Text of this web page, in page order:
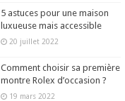
5 astuces pour une maison
luxueuse mais accessible
20 juillet 2022
Comment choisir sa première
montre Rolex d’occasion ?
19 mars 2022